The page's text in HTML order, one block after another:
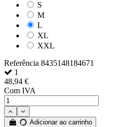
S
M
L
XL
XXL
Referência 8435148184671
1
48,94 €
Com IVA
Adicionar ao carrinho